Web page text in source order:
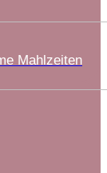
Mahlzeiten